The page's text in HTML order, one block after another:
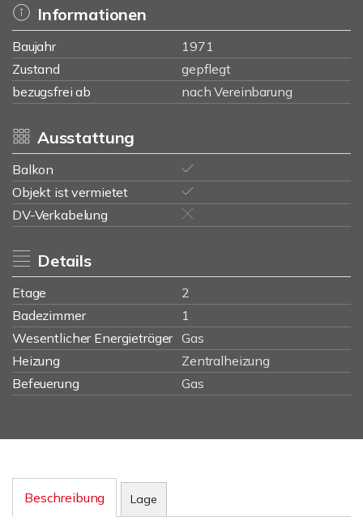
Informationen
Baujahr
1971
Zustand
gepflegt
bezugsfrei ab
nach Vereinbarung
Ausstattung
Balkon
Objekt ist vermietet
DV-Verkabelung
Details
Etage
2
Badezimmer
1
Wesentlicher Energieträger Gas
Heizung
Zentralheizung
Befeuerung
Gas
Beschreibung Lage